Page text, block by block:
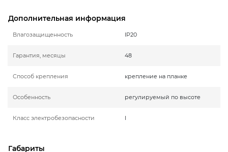
Дополнительная информация
Влагозащищенность IP20
Гарантия, месяцы 48
Способ крепления крепление на планке
Особенность регулируемый по высоте
Класс электробезопасности I
Габариты